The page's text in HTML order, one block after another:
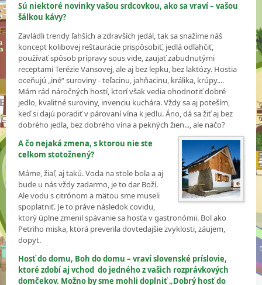
Sú niektoré novinky vašou srdcovkou, ako sa vraví – vašou
šálkou kávy?
Zavládli trendy ľahších a zdravších jedál, tak sa snažíme náš
koncept kolibovej reštaurácie prispôsobiť, jedlá odľahčiť,
používať spôsob prípravy sous vide, zaujať zabudnutými
receptami Terézie Vansovej, ale aj bez lepku, bez laktózy. Hostia
oceňujú „iné“ suroviny - teľacinu, jahňacinu, králika, krúpy....
Mám rád náročných hostí, ktorí však vedia ohodnotiť dobré
jedlo, kvalitné suroviny, invenciu kuchára. Vždy sa aj poteším,
keď si dajú poradiť v párovaní vína k jedlu. Áno, dá sa žiť aj bez
dobrého jedla, bez dobrého vína a pekných žien..., ale načo?
A čo nejaká zmena, s ktorou nie ste
celkom stotožnený?
Máme, žiaľ, aj takú. Voda na stole bola a aj
bude u nás vždy zadarmo, je to dar Boží.
Ale vodu s citrónom a mätou sme museli
spoplatniť. Je to práve následok covidu,
ktorý úplne zmenil spávanie sa hosťa v gastronómii. Bol ako
Petriho miska, ktorá preverila dovtedajšie zvyklosti, záujem,
dopyt.
Hosť do domu, Boh do domu – vraví slovenské príslovie,
ktoré zdobí aj vchod do jedného z vašich rozprávkových
domčekov. Možno by sme mohli doplniť „Dobrý hosť do